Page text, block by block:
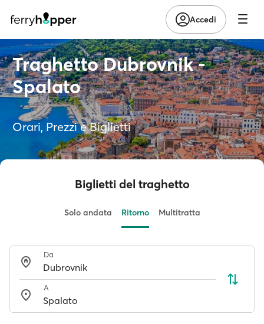
Accedi
Traghetto Dubrovnik -
Spalato
Orari, Prezzi e Biglietti
Biglietti del traghetto
Solo andata Ritorno Multitratta
Da
A